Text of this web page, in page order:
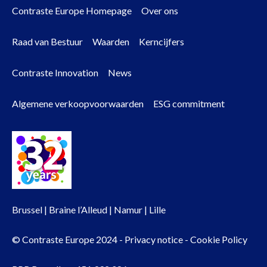
Footer
Contraste Europe Homepage Over ons
Raad van Bestuur Waarden Kerncijfers
Contraste Innovation News
Algemene verkoopvoorwaarden ESG commitment
Brussel | Braine l’Alleud | Namur | Lille
© Contraste Europe 2024 - Privacy notice - Cookie Policy